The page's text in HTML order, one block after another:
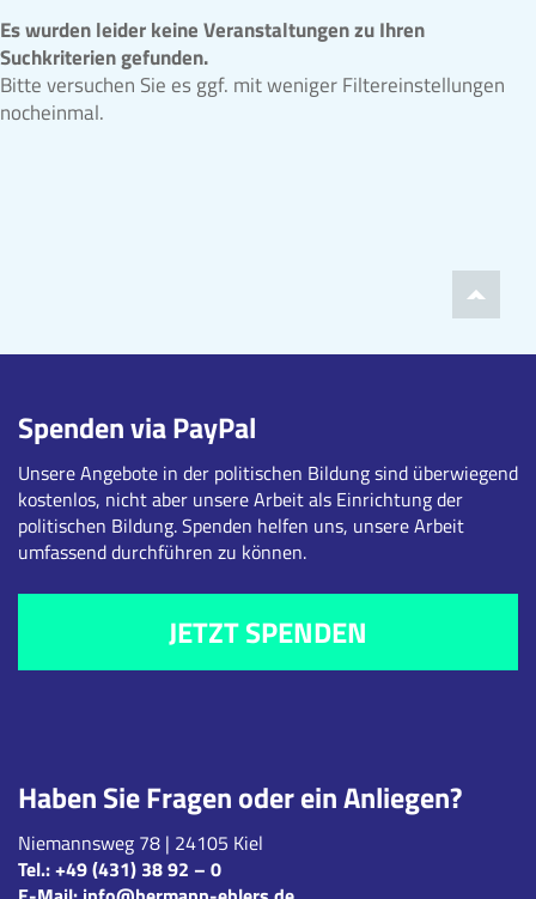
Es wurden leider keine Veranstaltungen zu Ihren
Suchkriterien gefunden.
Bitte versuchen Sie es ggf. mit weniger Filtereinstellungen
nocheinmal.
Haben Sie Fragen oder ein Anliegen?
Niemannsweg 78 | 24105 Kiel
Tel.:+49 (431) 38 92 – 0
Spenden via PayPal
Unsere Angebote in der politischen Bildung sind überwiegend
kostenlos, nicht aber unsere Arbeit als Einrichtung der
politischen Bildung. Spenden helfen uns, unsere Arbeit
umfassend durchführen zu können.
JETZT SPENDEN